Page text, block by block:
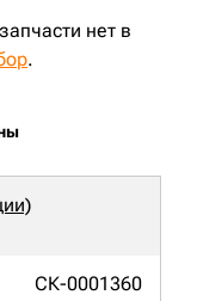
нет в
.
СК-0001360